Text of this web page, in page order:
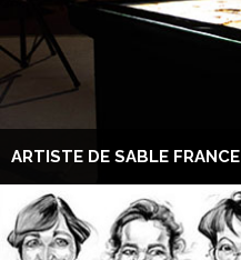
ARTISTE DE SABLE FRANCE